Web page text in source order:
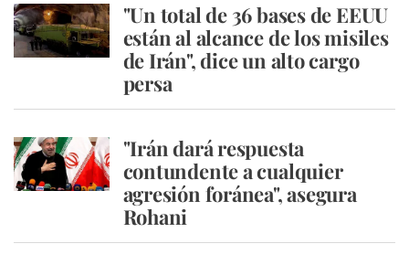
"Un total de 36 bases de EEUU
están al alcance de los misiles
de Irán", dice un alto cargo
persa
"Irán dará respuesta
contundente a cualquier
agresión foránea", asegura
Rohani